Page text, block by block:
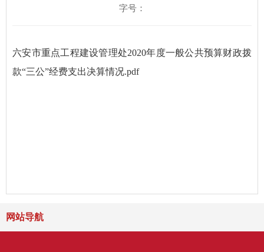
字号：
六安市重点工程建设管理处2020年度一般公共预算财政拨
款“三公”经费支出决算情况.pdf
网站导航